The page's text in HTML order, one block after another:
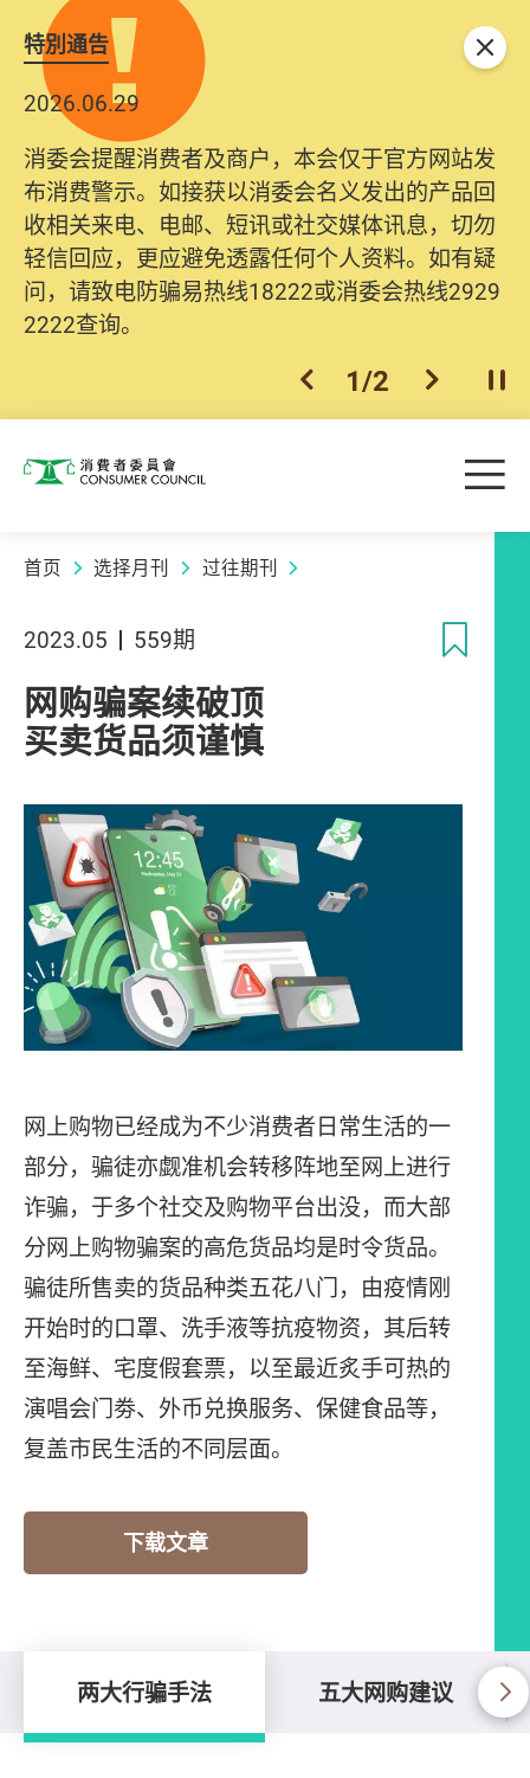
特別通告
2026.06.29
消委会提醒消费者及商户，本会仅于官方网站发
布消费警示。如接获以消委会名义发出的产品回
收相关来电、电邮、短讯或社交媒体讯息，切勿
轻信回应，更应避免透露任何个人资料。如有疑
问，请致电防骗易热线18222或消委会热线2929
2222查询。
上一个
1/2 下一个开
关闭
消费者委员会 目
首页 选择月刊 过往期刊
2023.05 559期
网购骗案续破顶
买卖货品须谨慎
网上购物已经成为不少消费者日常生活的一
部分，骗徒亦觑准机会转移阵地至网上进行
诈骗，于多个社交及购物平台出没，而大部
分网上购物骗案的高危货品均是时令货品。
骗徒所售卖的货品种类五花八门，由疫情刚
开始时的口罩、洗手液等抗疫物资，其后转
至海鲜、宅度假套票，以至最近炙手可热的
演唱会门劵、外币兑换服务、保健食品等，
复盖市民生活的不同层面。
下载文章
两大行骗手法 五大网购建议
两大行骗手法